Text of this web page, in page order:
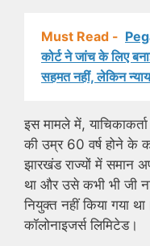
Must Read -
कोर्ट ने जांच के लिए
सहमत नहीं, लेकिन
इस मामले में,
की उम्र 60 वर्ष होने के
झारखंड राज्यों में समान
था और उसे कभी भी जी
नियुक्त नहीं किया गया
कॉलोनाइजर्स लिमिटेड।